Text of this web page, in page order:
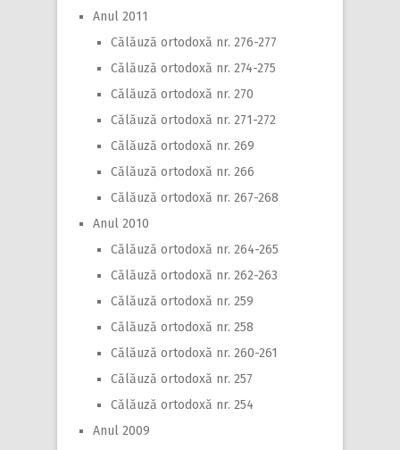
Anul 2011
Călăuză ortodoxă nr. 276-277
Călăuză ortodoxă nr. 274-275
Călăuză ortodoxă nr. 270
Călăuză ortodoxă nr. 271-272
Călăuză ortodoxă nr. 269
Călăuză ortodoxă nr. 266
Călăuză ortodoxă nr. 267-268
Anul 2010
Călăuză ortodoxă nr. 264-265
Călăuză ortodoxă nr. 262-263
Călăuză ortodoxă nr. 259
Călăuză ortodoxă nr. 258
Călăuză ortodoxă nr. 260-261
Călăuză ortodoxă nr. 257
Călăuză ortodoxă nr. 254
Anul 2009